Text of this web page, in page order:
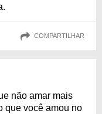
COMPARTILHAR
não amar mais
que você amou no